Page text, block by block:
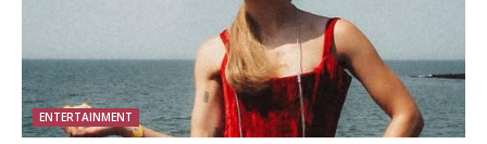
ENTERTAINMENT